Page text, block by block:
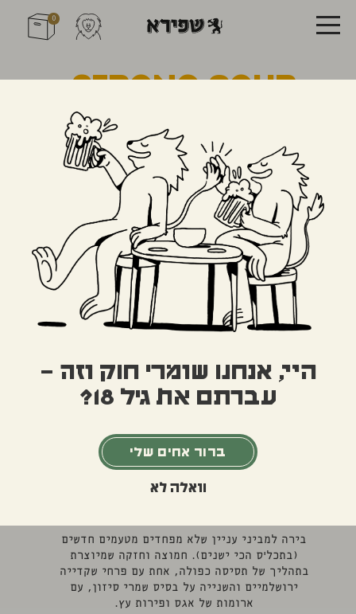
0
בירה למביני עניין שלא מפחדים מטעמים חדשים
(בתכל'ס הכי ישנים). חמוצה וחזקה שמיוצרת
בתהליך של תסיסה כפולה, אחת עם פרחי שקדייה
ירושלמיים והשנייה על בסיס שמרי סיזון, עם
ארומות של אגס ופירות עץ.
Strong Sour
היי, אנחנו שומרי חוק וזה –
עברתם את גיל 18?
ברור אחים שלי
וואלה לא